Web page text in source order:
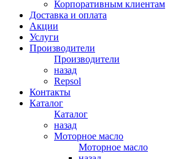
Корпоративным клиентам
Доставка и оплата
Акции
Услуги
Производители
Производители
назад
Repsol
Контакты
Каталог
Каталог
назад
Моторное масло
Моторное масло